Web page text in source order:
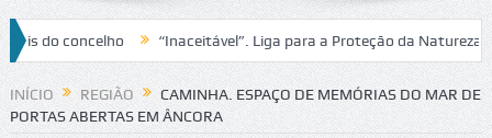
“Inaceitável”. Liga para a Proteção da Natureza contesta
Alcobaça Igreja do Castelo de Cerveira assegura financiamento
INÍCIO REGIÃO
CAMINHA. ESPAÇO DE MEMÓRIAS DO MAR DE
PORTAS ABERTAS EM ÂNCORA